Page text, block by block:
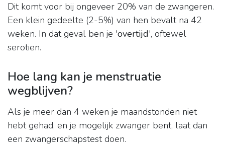
Dit komt voor bij ongeveer 20% van de zwangeren.
Een klein gedeelte (2-5%) van hen bevalt na 42
weken. In dat geval ben je 'overtijd', oftewel
serotien.
Hoe lang kan je menstruatie
wegblijven?
Als je meer dan 4 weken je maandstonden niet
hebt gehad, en je mogelijk zwanger bent, laat dan
een zwangerschapstest doen.